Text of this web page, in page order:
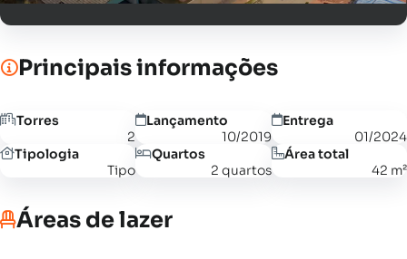
Principais informações
Torres
2
Lançamento
10/2019
Entrega
01/2024
Tipologia
Tipo
Quartos
2 quartos
Área total
42 m²
Áreas de lazer